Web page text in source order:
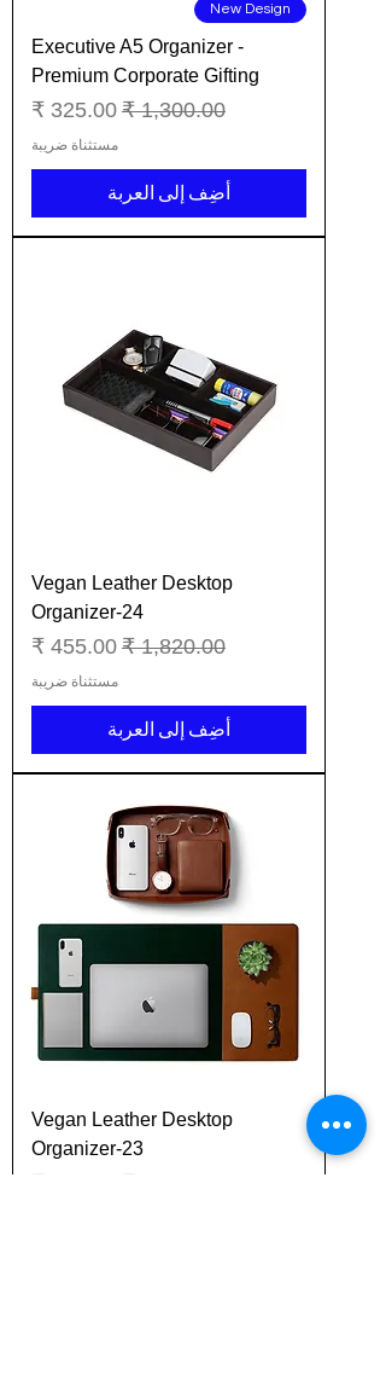
New Design
Executive A5 Organizer -
Premium Corporate Gifting
سعر عادي سعر البيع
مستثناة ضريبة
أضِف إلى العربة
Vegan Leather Desktop
Organizer-24
سعر عادي سعر البيع
مستثناة ضريبة
أضِف إلى العربة
Vegan Leather Desktop
Organizer-23